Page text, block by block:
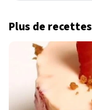
Plus de recettes